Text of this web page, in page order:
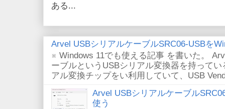
ある...
Arvel USBシリアルケーブルSRC06-USBを
※ Windows 11でも使える記事 を書いた。
ーブルというUSBシリアル変換器を持って
アル変換チップをい利用していて、USB
Arvel USBシリアルケーブル
使う